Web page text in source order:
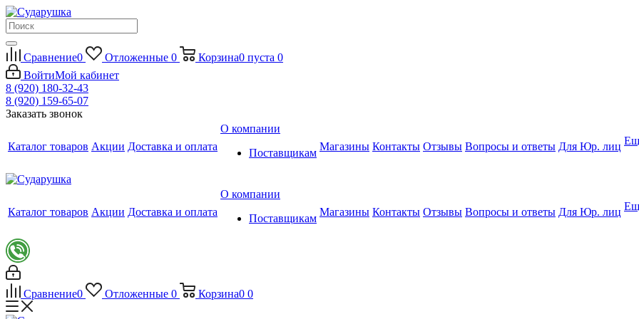
Сравнение0 Отложенные 0 Корзина0 пуста 0
ВойтиМой кабинет
8 (920) 180-32-43
8 (920) 159-65-07
Заказать звонок
Каталог товаров Акции Доставка и оплата
О компании
Поставщикам
Магазины Контакты Отзывы Вопросы и ответы Для Юр. лиц
Каталог товаров Акции Доставка и оплата
О компании
Поставщикам
Магазины Контакты Отзывы Вопросы и ответы Для Юр. лиц
Сравнение0 Отложенные 0 Корзина0 0